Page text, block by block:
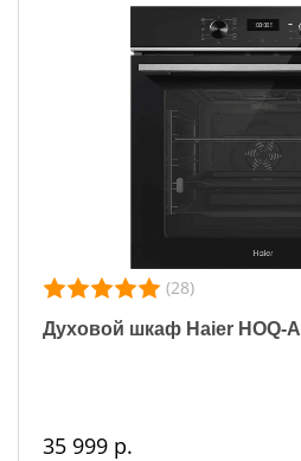
(28)
Духовой шкаф Haier HOQ-
35 999 р.